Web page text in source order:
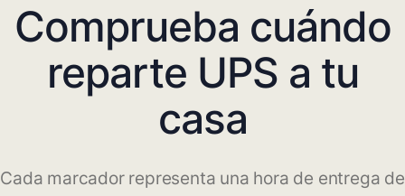
Comprueba cuándo
reparte UPS a tu
casa
Cada marcador representa una hora de entrega de